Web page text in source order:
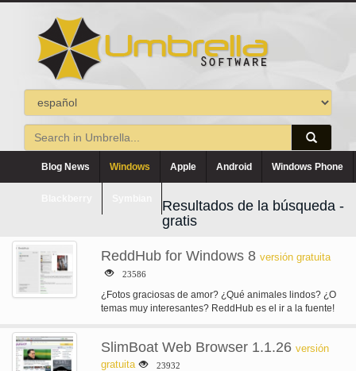
Blog News Windows Apple Android Windows Phone
Resultados de la búsqueda -
gratis
ReddHub for Windows 8 versión gratuita
23586
¿Fotos graciosas de amor? ¿Qué animales lindos? ¿O
temas muy interesantes? ReddHub es el ir a la fuente!
SlimBoat Web Browser 1.1.26 versión
gratuita
23932